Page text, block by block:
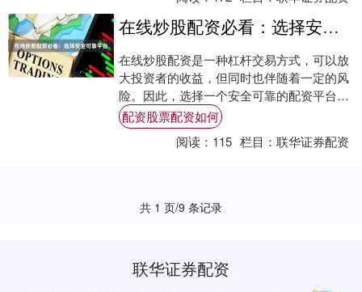
在线炒股配资必看：选择安全可靠平台
在线炒股配资是一种杠杆交易方式，可以放
大投资者的收益，但同时也伴随着一定的风
险。因此，选择一个安全可靠的配资平台至
关重要。 **如何选择安全可靠的配资平台？
**....
配资股票配资如何
阅读： 115 栏目：联华证券配资
共 1 页/9 条记录
联华证券配资